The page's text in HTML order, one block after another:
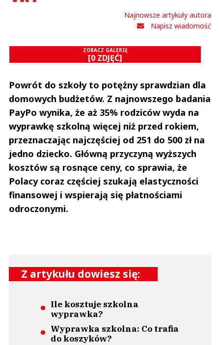
Najnowsze artykuły autora
Napisz wiadomość
ZOBACZ GALERIĘ
[0 ZDJĘĆ]
Powrót do szkoły to potężny sprawdzian dla
domowych budżetów. Z najnowszego badania
PayPo wynika, że aż 35% rodziców wyda na
wyprawkę szkolną więcej niż przed rokiem,
przeznaczając najczęściej od 251 do 500 zł na
jedno dziecko. Główną przyczyną wyższych
kosztów są rosnące ceny, co sprawia, że
Polacy coraz częściej szukają elastyczności
finansowej i wspierają się płatnościami
odroczonymi.
Z artykułu dowiesz się:
Ile kosztuje szkolna
wyprawka?
Wyprawka szkolna: Co trafia
do koszyków?